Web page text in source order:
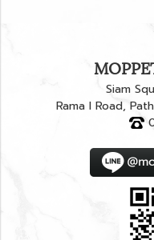
Siam
Rama I Road,